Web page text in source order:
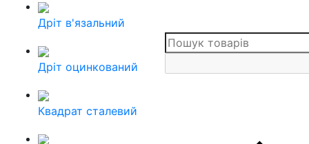
Дріт в'язальний
Дріт оцинкований
Квадрат сталевий